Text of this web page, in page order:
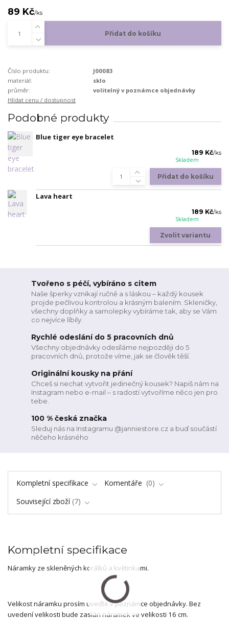
89 Kč/ks
Přidat do košíku
Číslo produktu:
J00083
materiál:
sklo
průměr:
volitelný v poznámce objednávky
Hlídat cenu / dostupnost
Podobné produkty
Blue tiger eye bracelet
189 Kč/ks
Skladem
Přidat do košíku
Lava heart
189 Kč/ks
Skladem
Zvolit variantu
Tvořeno s péčí, vybíráno s citem
Naše šperky vznikají ručně a s láskou – každý kousek
projde pečlivou kontrolou a krásným balením. Skleničky,
všechny doplňky a samolepky vybíráme tak, aby se Vám
co nejvíce líbily.
Rychlé odeslání do 5 pracovních dnů
Všechny objednávky odesíláme nejpozději do 5
pracovních dnů, protože víme, jak se člověk těší.
Originální kousky na přání
Chceš si nechat vytvořit jedinečný kousek? Napiš nám na
Instagram nebo e-mail – s radostí vytvoříme něco jen pro
tebe.
100 % česká značka
Sleduj nás na Instagramu @janniestore.cz a buď součástí
něčeho krásného
Kompletní specifikace Komentáře
0
Související zboží 7
Kompletní specifikace
Náramky ze skleněných korálků a květinkami.
Velikost náramku prosím uveďte v poznámce objednávky. Bez
uvedení velikosti bude zaslán náramek ve velikosti 16 cm.